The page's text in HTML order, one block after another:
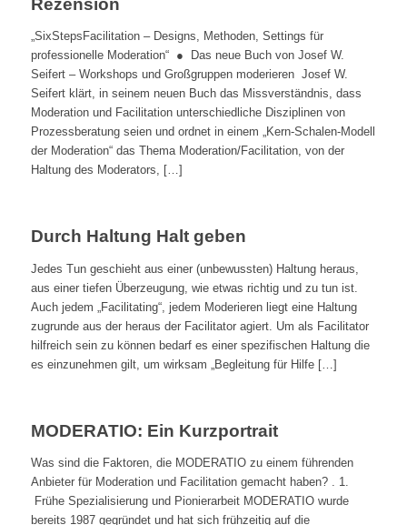
Rezension
„SixStepsFacilitation – Designs, Methoden, Settings für
professionelle Moderation“ ● Das neue Buch von Josef W.
Seifert – Workshops und Großgruppen moderieren Josef W.
Seifert klärt, in seinem neuen Buch das Missverständnis, dass
Moderation und Facilitation unterschiedliche Disziplinen von
Prozessberatung seien und ordnet in einem „Kern-Schalen-Modell
der Moderation“ das Thema Moderation/Facilitation, von der
Haltung des Moderators, […]
Durch Haltung Halt geben
Jedes Tun geschieht aus einer (unbewussten) Haltung heraus,
aus einer tiefen Überzeugung, wie etwas richtig und zu tun ist.
Auch jedem „Facilitating“, jedem Moderieren liegt eine Haltung
zugrunde aus der heraus der Facilitator agiert. Um als Facilitator
hilfreich sein zu können bedarf es einer spezifischen Haltung die
es einzunehmen gilt, um wirksam „Begleitung für Hilfe […]
MODERATIO: Ein Kurzportrait
Was sind die Faktoren, die MODERATIO zu einem führenden
Anbieter für Moderation und Facilitation gemacht haben? . 1.
Frühe Spezialisierung und Pionierarbeit MODERATIO wurde
bereits 1987 gegründet und hat sich frühzeitig auf die